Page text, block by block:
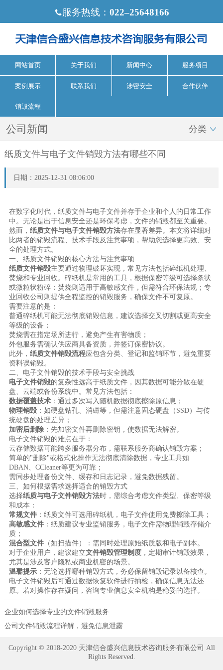
服务热线： 022‒25648166
网站首页 关于我们 新闻中心 服务项目
案例展示 联系我们 涉密安全 合作伙伴
销毁流程
公司新闻 分类 
纸质文件与电子文件销毁方法有哪些不同
日期：2025-12-31 08:06:00
在数字化时代，纸质文件与电子文件并存于企业和个人的日常工作
中。无论是出于信息安全还是环保考虑，文件的销毁都至关重要。
然而， 纸质文件与电子文件销毁方法存在显著差异。本文将详细对
比两者的销毁流程、技术手段及注意事项，帮助您选择更高效、安
全的处理方式。
一、纸质文件销毁的核心方法与注意事项
纸质文件销毁主要通过物理破坏实现，常见方法包括碎纸机处理、
焚烧和专业回收。碎纸机是常用的工具，根据保密等级可选择条状
或微粒状粉碎；焚烧则适用于高敏感文件，但需符合环保法规；专
业回收公司则提供全程监控的销毁服务，确保文件不可复原。
需要注意的是：
普通碎纸机可能无法彻底销毁信息，建议选择交叉切割或更高安全
等级的设备；
焚烧需在指定场所进行，避免产生有害物质；
外包服务需确认供应商具备资质，并签订保密协议。
此外， 纸质文件销毁流程应包含分类、登记和监销环节，避免重要
资料误销毁。
二、电子文件销毁的技术手段与安全挑战
电子文件销毁的复杂性远高于纸质文件，因其数据可能分散在硬
盘、云端或备份系统中。常见方法包括：
数据覆盖技术：通过多次写入随机数据彻底擦除原信息；
物理销毁：如硬盘钻孔、消磁等，但需注意固态硬盘（SSD）与传
统硬盘的处理差异；
加密后删除：先加密文件再删除密钥，使数据无法解密。
电子文件销毁的难点在于：
云存储数据可能跨多服务器分布，需联系服务商确认销毁方案；
简单的"删除"或格式化操作无法彻底清除数据，专业工具如
DBAN、CCleaner等更为可靠；
需同步处理备份文件、缓存和日志记录，避免数据残留。
三、如何根据需求选择适合的销毁方式
选择纸质与电子文件销毁方法时，需综合考虑文件类型、保密等级
和成本：
常规文件：纸质文件可选用碎纸机，电子文件使用免费擦除工具；
高敏感文件：纸质建议专业监销服务，电子文件需物理销毁存储介
质；
混合型文件（如扫描件）：需同时处理原始纸质版和电子副本。
对于企业用户，建议建立文件销毁管理制度，定期审计销毁效果，
尤其是涉及客户隐私或商业机密的场景。
温馨提示：无论选择哪种销毁方式，务必保留销毁记录以备核查。
电子文件销毁后可通过数据恢复软件进行抽检，确保信息无法还
原。若对操作存在疑问，咨询专业信息安全机构是稳妥的选择。
企业如何选择专业的文件销毁服务
公司文件销毁流程详解，避免信息泄露
Copyright © 2018-2020 天津信合盛兴信息技术咨询服务有限公司 All
Rights Reserved.